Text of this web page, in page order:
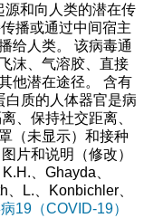
源和向人类的潜在传
播或通过中间宿主
给人类。 该病毒通
沫、气溶胶、直接
他潜在途径。 含有
白质的人体器官是病
、保持社交距离、
（未显示）和接种
片和说明（修改）
、Ghayda、
L.、Konbichler、
19（COVID-19）